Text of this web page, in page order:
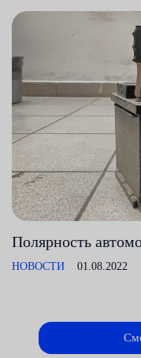
Полярность
НОВОСТИ 01.08.2022